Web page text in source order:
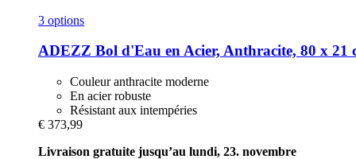
3 options
ADEZZ Bol d'Eau en Acier, Anthracite, 80 x 21
Couleur anthracite moderne
En acier robuste
Résistant aux intempéries
€ 373,99
Livraison gratuite jusqu’au lundi, 23. novembre